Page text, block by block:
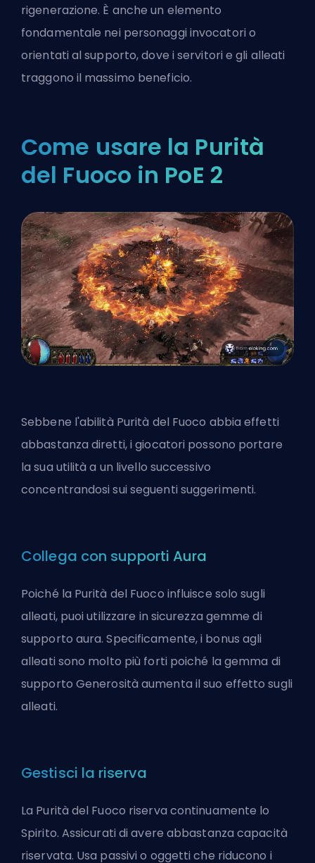
rigenerazione. È anche un elemento
fondamentale nei personaggi invocatori o
orientati al supporto, dove i servitori e gli alleati
traggono il massimo beneficio.
Come usare la Purità
del Fuoco in PoE 2
Sebbene l'abilità Purità del Fuoco abbia effetti
abbastanza diretti, i giocatori possono portare
la sua utilità a un livello successivo
concentrandosi sui seguenti suggerimenti.
Collega con supporti Aura
Poiché la Purità del Fuoco influisce solo sugli
alleati, puoi utilizzare in sicurezza gemme di
supporto aura. Specificamente, i bonus agli
alleati sono molto più forti poiché la gemma di
supporto Generosità aumenta il suo effetto sugli
alleati.
Gestisci la riserva
La Purità del Fuoco riserva continuamente lo
Spirito. Assicurati di avere abbastanza capacità
riservata. Usa passivi o oggetti che riducono i